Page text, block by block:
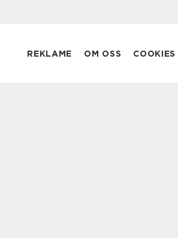
REKLAME OM OSS COOKIES